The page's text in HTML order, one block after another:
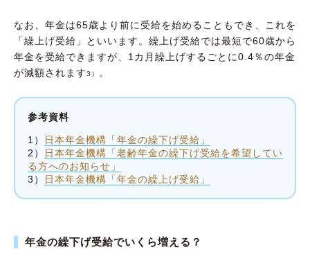
なお、年金は65歳より前に受給を始めることもでき、これを
「繰上げ受給」といいます。繰上げ受給では最短で60歳から
年金を受給できますが、1カ月繰上げするごとに0.4％の年金
が減額されます3） 。
参考資料
1）
日本年金機構「年金の繰下げ受給」
2）
日本年金機構「老齢年金の繰下げ受給を希望してい
る方へのお知らせ」
3）
日本年金機構「年金の繰上げ受給」
年金の繰下げ受給でいくら増える？